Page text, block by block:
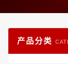
产品分类